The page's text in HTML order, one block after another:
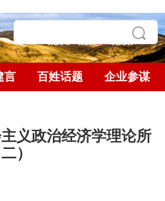
言 百姓话题 企业参谋
义政治经济学理论所
）